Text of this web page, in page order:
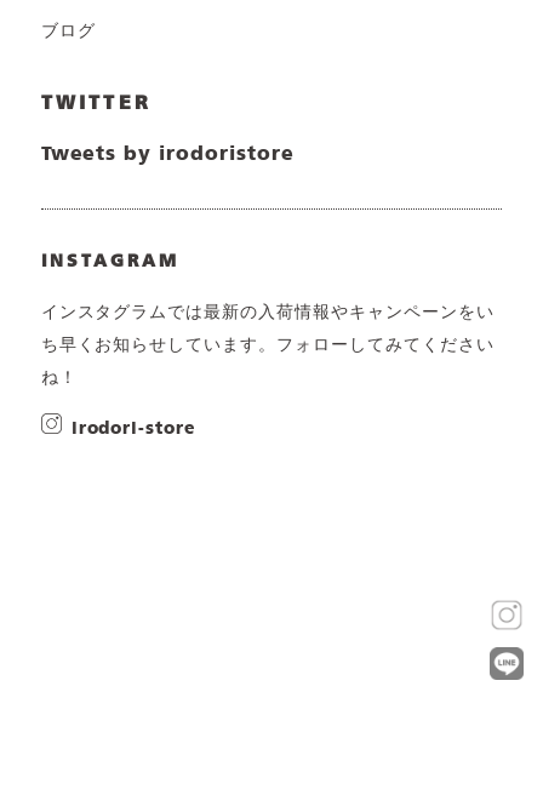
ブログ
TWITTER
Tweets by irodoristore
INSTAGRAM
インスタグラムでは最新の入荷情報やキャンペーンをい
ち早くお知らせしています。フォローしてみてください
ね！
irodori-store